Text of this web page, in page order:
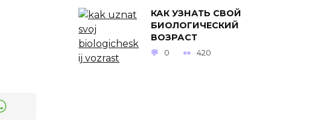
КАК УЗНАТЬ СВОЙ
БИОЛОГИЧЕСКИЙ
ВОЗРАСТ
0 420